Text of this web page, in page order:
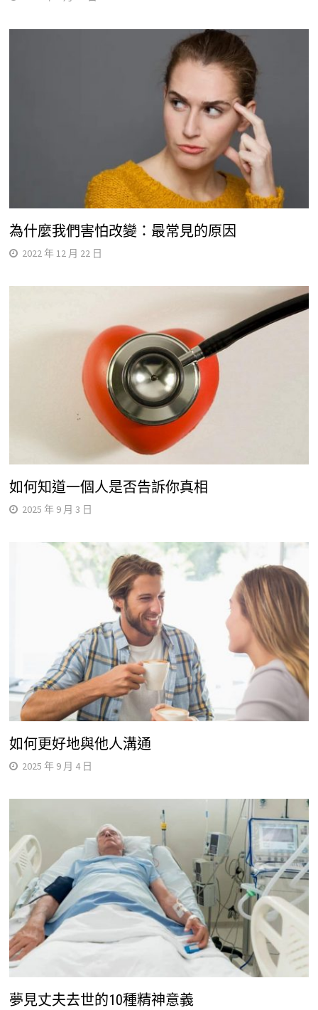
為什麼我們害怕改變：最常見的原因
2022 年 12 月 22 日
如何知道一個人是否告訴你真相
2025 年 9 月 3 日
如何更好地與他人溝通
2025 年 9 月 4 日
夢見丈夫去世的10種精神意義